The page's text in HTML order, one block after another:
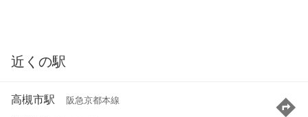
近くの駅
高槻市駅 阪急京都本線